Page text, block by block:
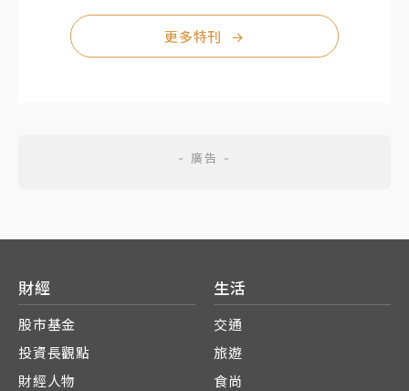
更多特刊 →
財經
股市基金
投資長觀點
財經人物
生活
交通
旅遊
食尚